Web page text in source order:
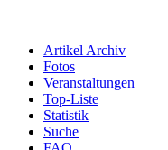
Artikel Archiv
Fotos
Veranstaltungen
Top-Liste
Statistik
Suche